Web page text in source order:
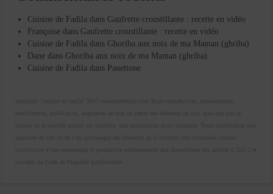
Cuisine de Fadila dans Gaufrette croustillante : recette en vidéo
Françoise dans Gaufrette croustillante : recette en vidéo
Cuisine de Fadila dans Ghoriba aux noix de ma Maman (ghriba)
Dane dans Ghoriba aux noix de ma Maman (ghriba)
Cuisine de Fadila dans Panettone